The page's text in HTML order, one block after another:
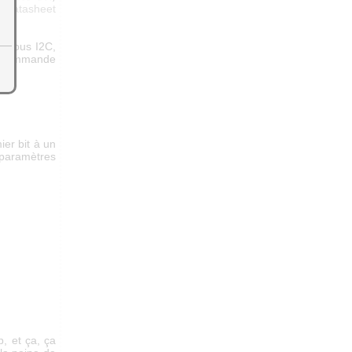
datasheet
bus I2C,
bit à un
et ça, ça